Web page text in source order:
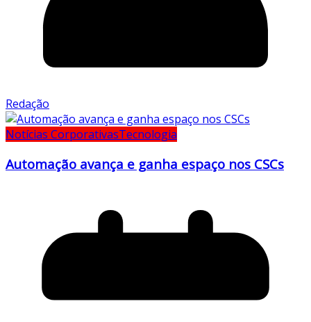
Redação
Notícias CorporativasTecnologia
Automação avança e ganha espaço nos CSCs